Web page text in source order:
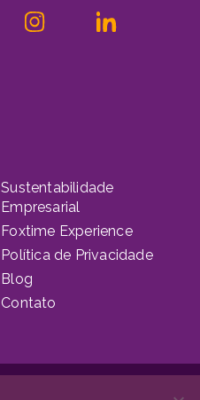
Sustentabilidade
Empresarial
Foxtime Experience
Política de Privacidade
Blog
Contato